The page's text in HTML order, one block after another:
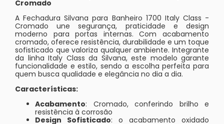
Cromado
A Fechadura Silvana para Banheiro 1700 Italy Class -
Cromado une segurança, praticidade e design
moderno para portas internas. Com acabamento
cromado, oferece resistência, durabilidade e um toque
sofisticado que valoriza qualquer ambiente. Integrante
da linha Italy Class da Silvana, este modelo garante
funcionalidade e estilo, sendo a escolha perfeita para
quem busca qualidade e elegância no dia a dia.
Características:
Acabamento: Cromado, conferindo brilho e
resistência à corrosão
Design Sofisticado: o acabamento oxidado